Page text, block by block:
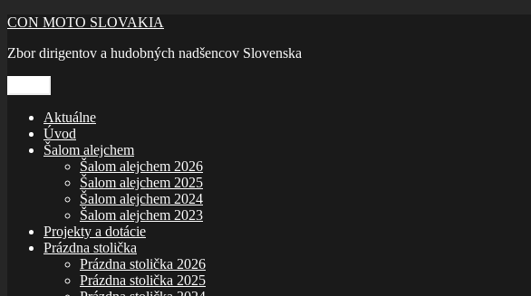
Prejsť
obsah
CON MOTO SLOVAKIA
Zbor dirigentov a hudobných nadšencov Slovenska
Aktuálne
Úvod
Šalom alejchem
Šalom alejchem 2026
Šalom alejchem 2025
Šalom alejchem 2024
Šalom alejchem 2023
Projekty a dotácie
Prázdna stolička
Prázdna stolička 2026
Prázdna stolička 2025